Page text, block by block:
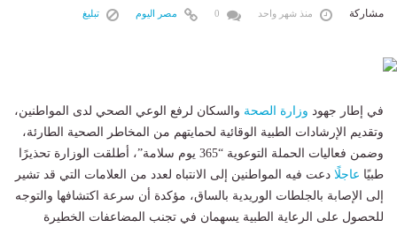
مشاركة منذ شهر واحد مصر اليوم تبليغ
في إطار جهود وزارة الصحة والسكان لرفع الوعي الصحي لدى المواطنين،
وتقديم الإرشادات الطبية الوقائية لحمايتهم من المخاطر الصحية الطارئة،
وضمن فعاليات الحملة التوعوية “365 يوم سلامة”، أطلقت الوزارة تحذيرًا
طبيًا عاجل ًا دعت فيه المواطنين إلى الانتباه لعدد من العلامات التي قد تشير
إلى الإصابة بالجلطات الوريدية بالساق، مؤكدة أن سرعة اكتشافها والتوجه
للحصول على الرعاية الطبية يسهمان في تجنب المضاعفات الخطيرة